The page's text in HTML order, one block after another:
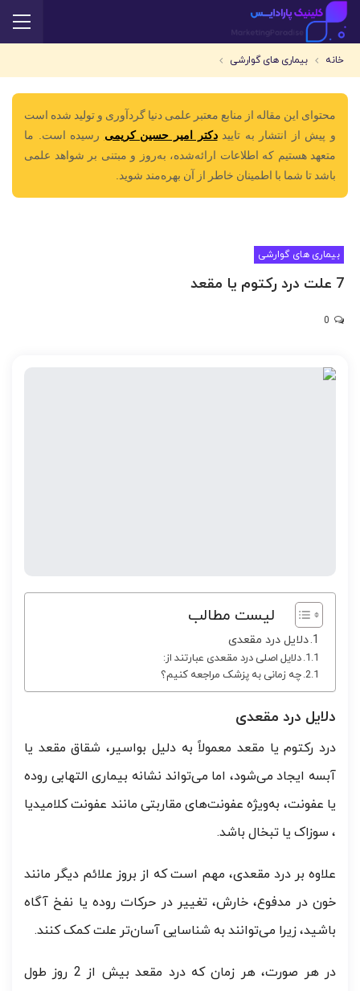
خانه بیماری های گوارشی
محتوای این مقاله از منابع معتبر علمی دنیا گردآوری و تولید شده است
و پیش از انتشار به تاییددکتر امیر حسین کریمی رسیده است. ما
متعهد هستیم که اطلاعات ارائه‌شده، به‌روز و مبتنی بر شواهد علمی
باشد تا شما با اطمینان خاطر از آن بهره‌مند شوید.
بیماری های گوارشی
7 علت درد رکتوم یا مقعد
لیست مطالب
دلایل درد مقعدی
دلایل اصلی درد مقعدی عبارتند از:
چه زمانی به پزشک مراجعه کنیم؟
دلایل درد مقعدی
درد رکتوم یا مقعد معمولاً به دلیل بواسیر، شقاق مقعد یا
آبسه ایجاد می‌شود، اما می‌تواند نشانه بیماری التهابی روده
یا عفونت، به‌ویژه عفونت‌های مقاربتی مانند عفونت کلامیدیا
، سوزاک یا تبخال باشد.
علاوه بر درد مقعدی، مهم است که از بروز علائم دیگر مانند
خون در مدفوع، خارش، تغییر در حرکات روده یا نفخ آگاه
باشید، زیرا می‌توانند به شناسایی آسان‌تر علت کمک کنند.
در هر صورت، هر زمان که درد مقعد بیش از 2 روز طول